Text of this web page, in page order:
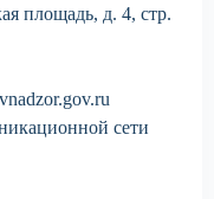
площадь, д. 4, стр.
сети